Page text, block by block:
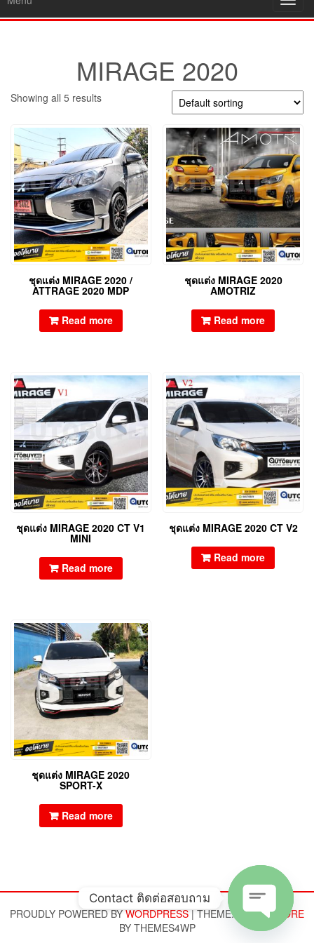
MIRAGE 2020
Showing all 5 results
ชุดแต่ง MIRAGE 2020 /
ATTRAGE 2020 MDP
Read more
ชุดแต่ง MIRAGE 2020
AMOTRIZ
Read more
ชุดแต่ง MIRAGE 2020 CT V1
MINI
Read more
ชุดแต่ง MIRAGE 2020 CT V2
Read more
ชุดแต่ง MIRAGE 2020
SPORT-X
Read more
PROUDLY POWERED BYWORDPRESS | THEME:
ALPHA STORE
BY THEMES4WP
Contact ติดต่อสอบถาม